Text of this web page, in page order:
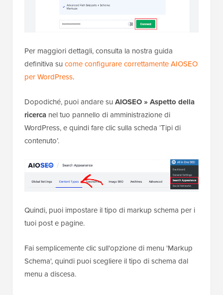
Per maggiori dettagli, consulta la nostra guida
definitiva su come configurare correttamente AIOSEO
per WordPress.
Dopodiché, puoi andare su AIOSEO » Aspetto della
ricerca nel tuo pannello di amministrazione di
WordPress, e quindi fare clic sulla scheda ‘Tipi di
contenuto’.
Quindi, puoi impostare il tipo di markup schema per i
tuoi post e pagine.
Fai semplicemente clic sull'opzione di menu 'Markup
Schema', quindi puoi scegliere il tipo di schema dal
menu a discesa.